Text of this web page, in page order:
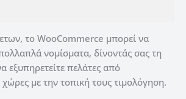
το WooCommerce μπορεί να
νομίσματα, δίνοντάς σας τη
εξυπηρετείτε πελάτες από
χώρες με την τοπική τους τιμολόγηση.